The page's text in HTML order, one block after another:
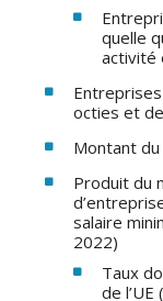
quelle
activité
octies et
Montant
Produit du
salaire
2022)
Taux
de